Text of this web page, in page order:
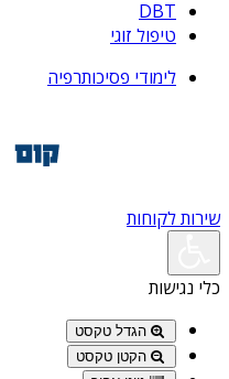
DBT
טיפול זוגי
לימודי פסיכותרפיה
שירות לקוחות
כלי נגישות
הגדל טקסט
הקטן טקסט